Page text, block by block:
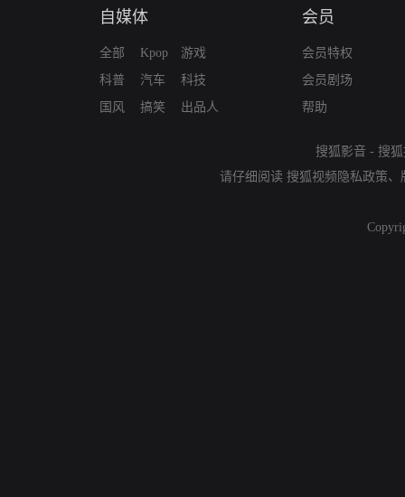
自媒体
全部
科普
国风
Kpop
汽车
搞笑
游戏
科技
出品人
会员
会员特权
会员剧场
帮助
搜狐影音 - 搜
请仔细阅读 搜狐视频隐私政策、